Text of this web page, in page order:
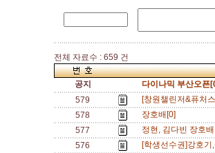
전체 자료수 : 659 건
공지
다이나믹 부산오픈
579
[창원챌린저&퓨처
578
장호배[0]
577
정현, 김다빈 장호
576
[학생선수권]강호